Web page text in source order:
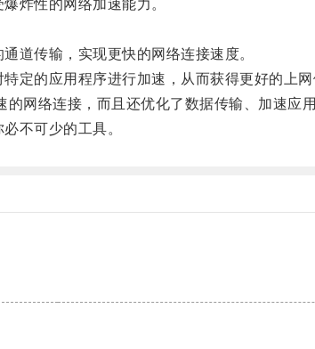
炸性的网络加速能力。
传输，实现更快的网络连接速度。
的应用程序进行加速，从而获得更好的上
络连接，而且还优化了数据传输、加速应
不可少的工具。